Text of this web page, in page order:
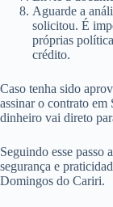
Aguarde a
solicitou. É
próprias
crédito.
Caso tenha sido
assinar o contrato
dinheiro vai direto
Seguindo esse passo
segurança e
Domingos do Cariri.